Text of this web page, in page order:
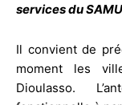
services du
Il convient de
moment les
Dioulasso.